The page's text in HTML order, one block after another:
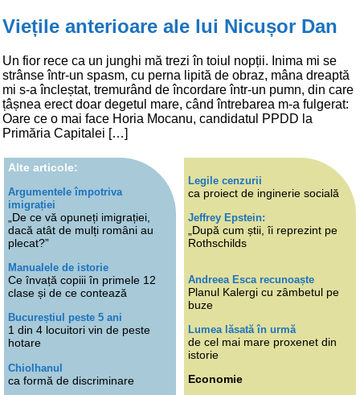
Viețile anterioare ale lui Nicușor Dan
Un fior rece ca un junghi mă trezi în toiul nopții. Inima mi se
strânse într-un spasm, cu perna lipită de obraz, mâna dreaptă
mi s-a încleștat, tremurând de încordare într-un pumn, din care
țâșnea erect doar degetul mare, când întrebarea m-a fulgerat:
Oare ce o mai face Horia Mocanu, candidatul PPDD la
Primăria Capitalei […]
Alte articole:
Argumentele împotriva
imigrației
„De ce vă opuneți imigrației,
dacă atât de mulți români au
plecat?”
Manualele de istorie
Ce învață copiii în primele 12
clase și de ce contează
Bucureștiul peste 5 ani
1 din 4 locuitori vin de peste
hotare
Chiolhanul
ca formă de discriminare
Legile cenzurii
ca proiect de inginerie socială
Jeffrey Epstein:
„După cum știi, îi reprezint pe
Rothschilds
Andreea Esca recunoaște
Planul Kalergi cu zâmbetul pe
buze
Lumea lăsată în urmă
de cel mai mare proxenet din
istorie
Economie